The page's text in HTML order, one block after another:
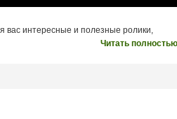
вас интересные и полезные ролики,
Читать